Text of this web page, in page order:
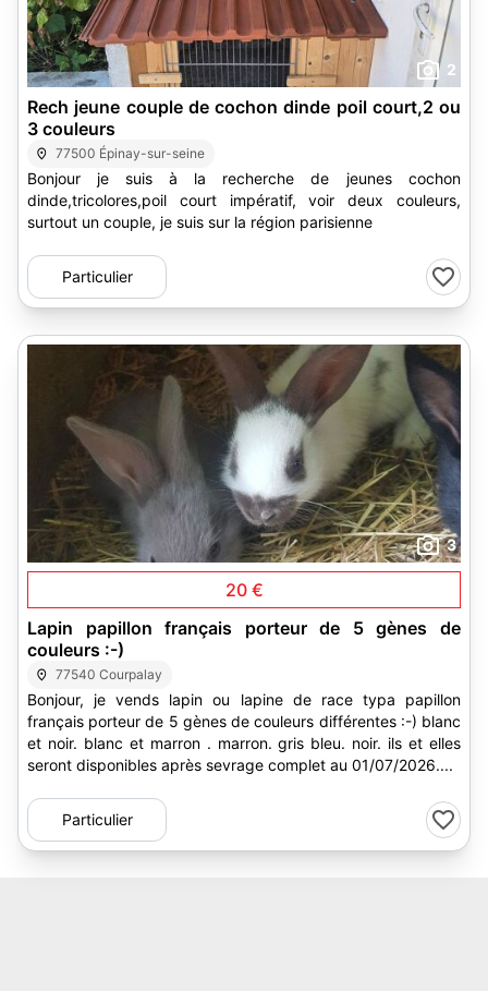
2
Rech jeune couple de cochon dinde poil court,2 ou
3 couleurs
77500 Épinay-sur-seine
Bonjour je suis à la recherche de jeunes cochon
dinde,tricolores,poil court impératif, voir deux couleurs,
surtout un couple, je suis sur la région parisienne
Particulier
3
20 €
Lapin papillon français porteur de 5 gènes de
couleurs :-)
77540 Courpalay
Bonjour, je vends lapin ou lapine de race typa papillon
français porteur de 5 gènes de couleurs différentes :-) blanc
et noir. blanc et marron . marron. gris bleu. noir. ils et elles
seront disponibles après sevrage complet au 01/07/2026....
Particulier